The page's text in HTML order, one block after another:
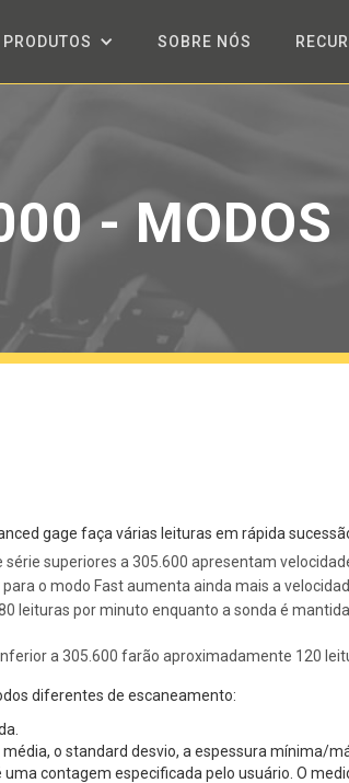
PRODUTOS SOBRE NÓS
- MODOS
gage faça várias leituras em rápida
série superiores a 305.600 apresentam
o modo Fast aumenta ainda mais a
leituras por minuto enquanto a sonda é
a 305.600 farão aproximadamente 120
diferentes de escaneamento:
o standard desvio, a espessura mínima/
contagem especificada pelo usuário. O